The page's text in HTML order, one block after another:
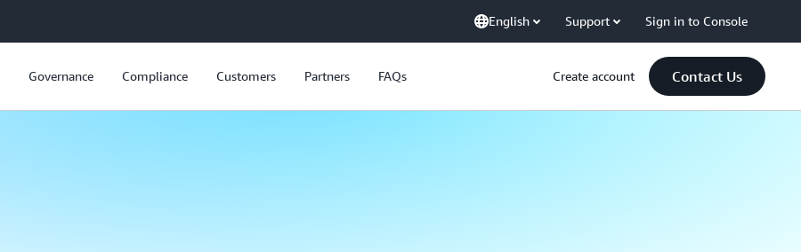
English Support Sign in to Console
Governance Compliance Customers Partners FAQs Create account Contact Us